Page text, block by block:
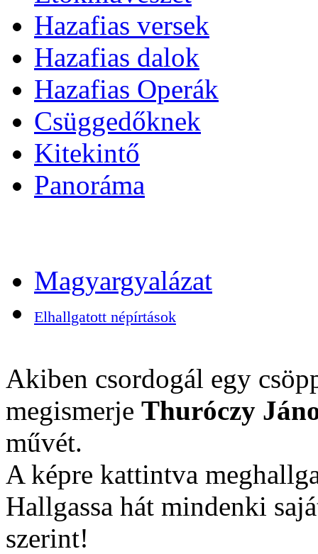
Hazafias versek
Hazafias dalok
Hazafias Operák
Csüggedőknek
Kitekintő
Panoráma
Magyargyalázat
Elhallgatott népírtások
Akiben csordogál egy
megismerje Thuróczy
művét.
A képre kattintva
Hallgassa hát mindenki
szerint!